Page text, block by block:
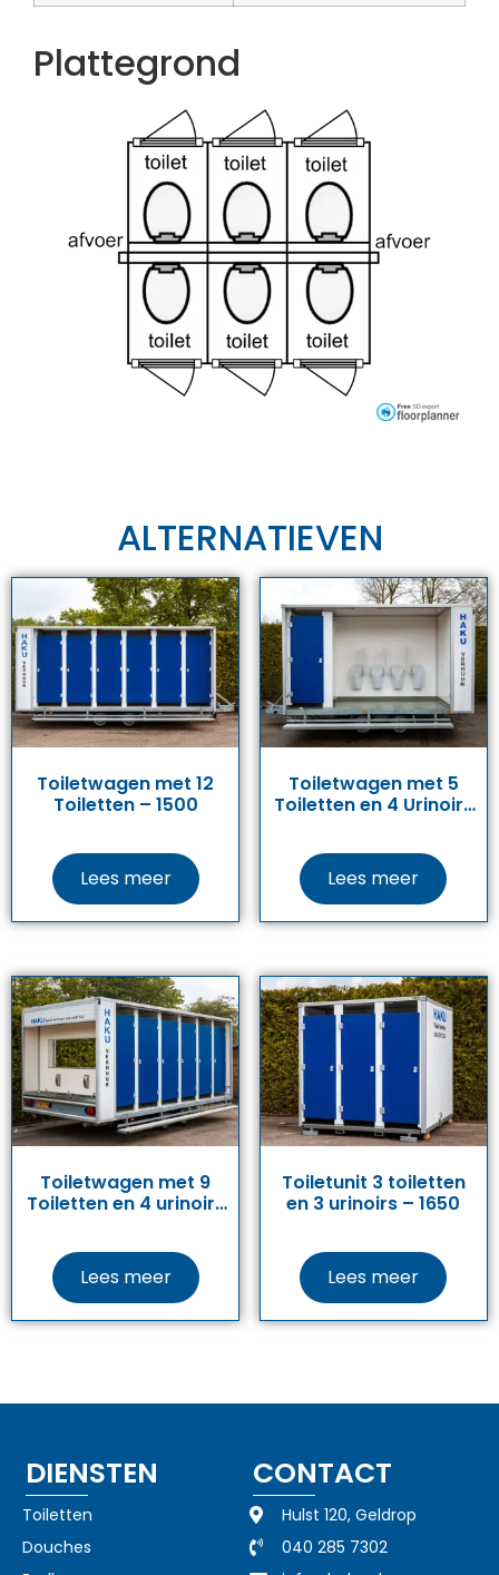
Plattegrond
ALTERNATIEVEN
Toiletwagen met 12
Toiletten – 1500
Lees meer
Toiletwagen met 5
Toiletten en 4 Urinoirs
Lees meer
Toiletwagen met 9
Toiletten en 4 urinoirs
Lees meer
Toiletunit 3 toiletten
en 3 urinoirs – 1650
Lees meer
DIENSTEN
Toiletten
Douches
CONTACT
Hulst 120, Geldrop
040 285 7302